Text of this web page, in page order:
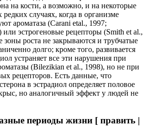
на кости, а возможно, и на некоторые
случаях, когда в организме
ароматаза (Carani etal., 1997;
или эстрогеновые рецепторы (Smith et al.,
зоны роста не закрываются и трубчатые
долго; кроме того, развивается
устраняет все эти нарушения при
(Bilezikian et al., 1998), но не при
рецепторов. Есть данные, что
в эстрадиол определяет половое
но аналогичный эффект у людей не
периоды жизни [ править |